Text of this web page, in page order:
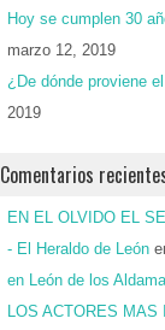
Hoy se cumplen 30
marzo 12, 2019
¿De dónde proviene
2019
Comentarios
EN EL OLVIDO EL
- El Heraldo de León
en León de los
LOS ACTORES